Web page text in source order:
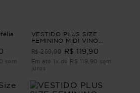
sem
VESTIDO PLUS SIZE
FEMININO MIDI VINO
Preto M - 44
R$ 269,90 R$ 119,90
Em até 1x de R$ 119,90 sem
juros